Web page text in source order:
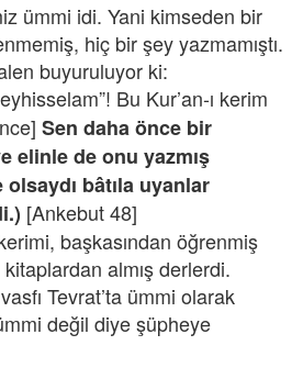
ümmi idi. Yani kimseden bir
hiç bir şey yazmamıştı.
buyuruluyor ki:
Bu Kur’an-ı kerim
Sen daha önce bir
elinle de onu yazmış
bâtıla uyanlar
[Ankebut 48]
başkasından öğrenmiş
almış derlerdi.
Tevrat’ta ümmi olarak
değil diye şüpheye